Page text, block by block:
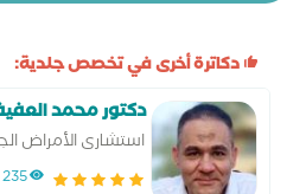
دكاترة أخرى في تخصص جلدية:
دكتور محمد
استشارى الأمراض
المسلحه
235